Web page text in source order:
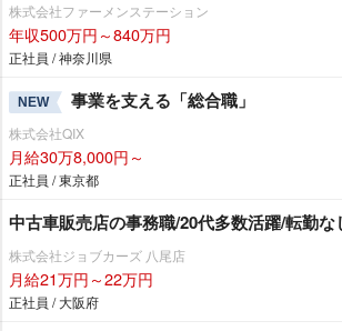
株式会社ファーメンステーション
年収500万円～840万円
正社員 / 神奈川県
NEW 事業を支える「総合職」
株式会社QIX
月給30万8,000円～
正社員 / 東京都
中古車販売店の事務職/20代多数活躍/転勤
株式会社ジョブカーズ 八尾店
月給21万円～22万円
正社員 / 大阪府